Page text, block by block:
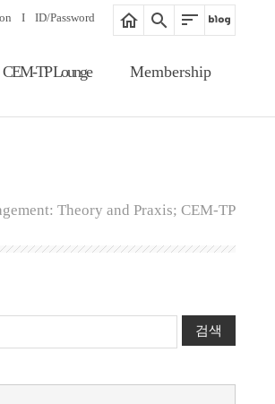
I ID/Password
CEM-TP Lounge
Gallery
Membership
Guide of Membership
Theory and Praxis; CEM-TP
검색